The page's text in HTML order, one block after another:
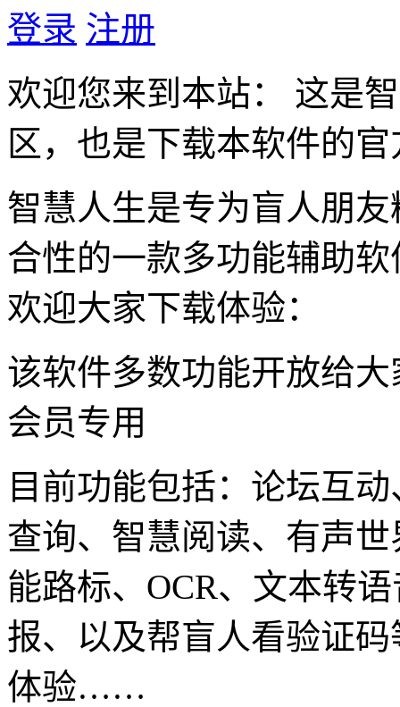
登录 注册
欢迎您来到本站： 这是
区，也是下载本软件的
智慧人生是专为盲人朋
合性的一款多功能辅助
欢迎大家下载体验：
该软件多数功能开放给
会员专用
目前功能包括：论坛互
查询、智慧阅读、有声
能路标、OCR、文本转
报、以及帮盲人看验证
体验……